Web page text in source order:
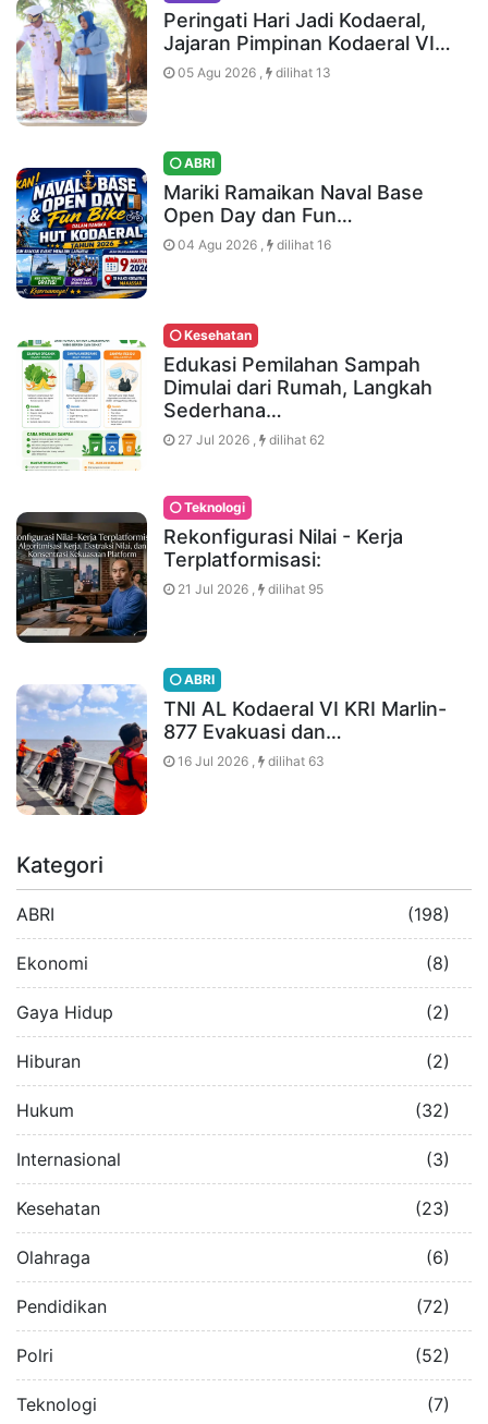
Peringati Hari Jadi Kodaeral,
Jajaran Pimpinan Kodaeral VI…
05 Agu 2026 , dilihat 13
ABRI
Mariki Ramaikan Naval Base
Open Day dan Fun…
04 Agu 2026 , dilihat 16
Kesehatan
Edukasi Pemilahan Sampah
Dimulai dari Rumah, Langkah
Sederhana…
27 Jul 2026 , dilihat 62
Teknologi
Rekonfigurasi Nilai - Kerja
Terplatformisasi:
21 Jul 2026 , dilihat 95
ABRI
TNI AL Kodaeral VI KRI Marlin-
877 Evakuasi dan…
16 Jul 2026 , dilihat 63
Kategori
ABRI (198)
Ekonomi (8)
Gaya Hidup (2)
Hiburan (2)
Hukum (32)
Internasional (3)
Kesehatan (23)
Olahraga (6)
Pendidikan (72)
Polri (52)
Teknologi (7)